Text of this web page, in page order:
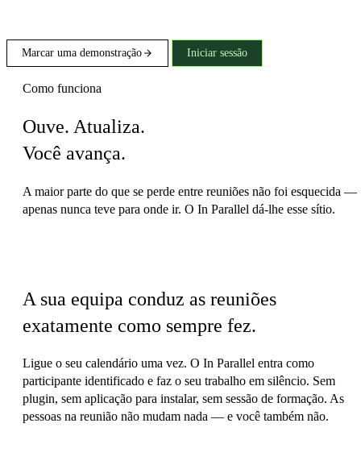
Marcar uma demonstração Iniciar sessão
Como funciona
Ouve. Atualiza.
Você avança.
A maior parte do que se perde entre reuniões não foi esquecida —
apenas nunca teve para onde ir. O In Parallel dá-lhe esse sítio.
A sua equipa conduz as reuniões
exatamente como sempre fez.
Ligue o seu calendário uma vez. O In Parallel entra como
participante identificado e faz o seu trabalho em silêncio. Sem
plugin, sem aplicação para instalar, sem sessão de formação. As
pessoas na reunião não mudam nada — e você também não.